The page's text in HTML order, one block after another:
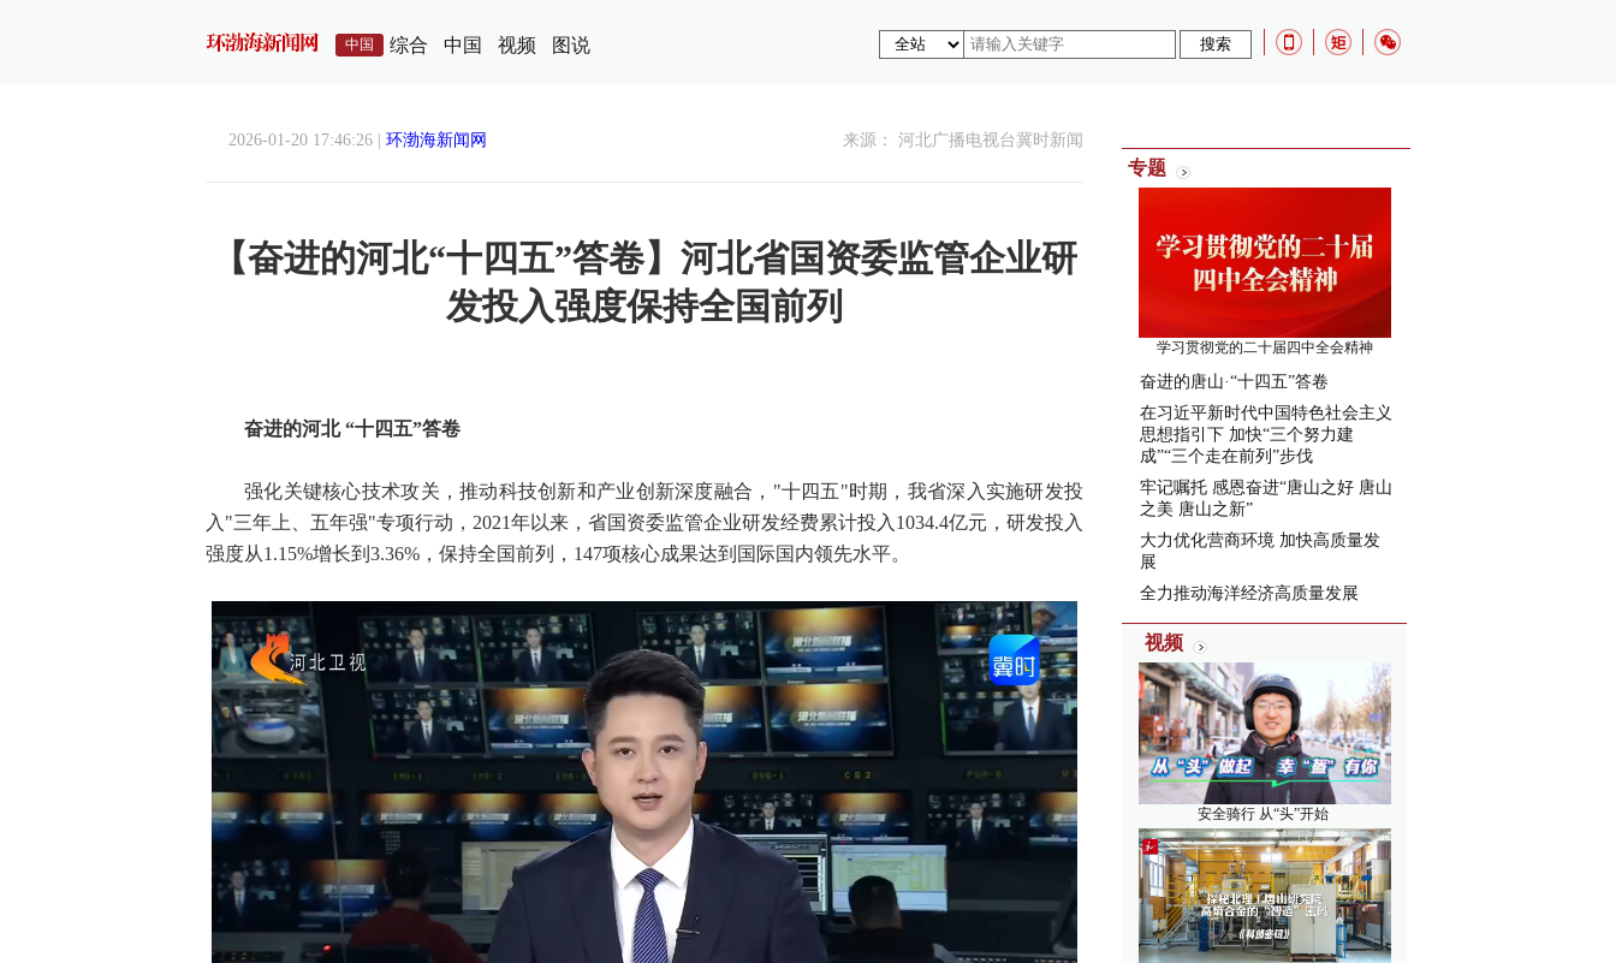
中国 综合 中国 视频 图说
2026-01-20 17:46:26 | 环渤海新闻网 来源： 河北广播电视台冀时新闻
【奋进的河北“十四五”答卷】河北省国资委监管企业研
发投入强度保持全国前列
奋进的河北 “十四五”答卷
强化关键核心技术攻关，推动科技创新和产业创新深度融合，"十四五"时期，我省深入实施研发投
入"三年上、五年强"专项行动，2021年以来，省国资委监管企业研发经费累计投入1034.4亿元，研发投入
强度从1.15%增长到3.36%，保持全国前列，147项核心成果达到国际国内领先水平。
专题
学习贯彻党的二十届四中全会精神
奋进的唐山·“十四五”答卷
在习近平新时代中国特色社会主义
思想指引下 加快“三个努力建
成”“三个走在前列”步伐
牢记嘱托 感恩奋进“唐山之好 唐山
之美 唐山之新”
大力优化营商环境 加快高质量发
展
全力推动海洋经济高质量发展
视频
安全骑行 从“头”开始